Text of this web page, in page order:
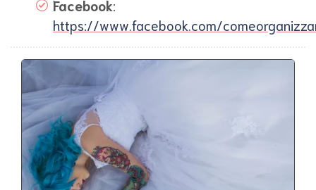
Facebook:
https://www.facebook.com/